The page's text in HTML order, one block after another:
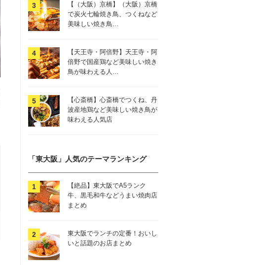
【（大阪）京橋】（大阪）京橋
で炭火七輪焼き鳥、つくねなど
美味しい焼き鳥…
【天王寺・阿倍野】天王寺・阿
倍野で国産鶏など美味しい焼き
鳥が味わえる人…
【心斎橋】心斎橋でつくね、丹
波産地鶏など美味しい焼き鳥が
味わえる人気店
「東大阪」人気のテーマランキング
【絶品】東大阪でA5ランク
牛、黒毛和牛などうまい焼肉店
まとめ
東大阪でランチの定番！おいし
いと話題のお店まとめ